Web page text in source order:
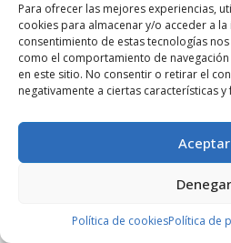
Para ofrecer las mejores experiencias,
cookies para almacenar y/o acceder a
consentimiento de estas tecnologías
como el comportamiento de
en este sitio. No consentir o retirar el
negativamente a ciertas características y
Aceptar
Denegar
Política de cookiesPolítica de